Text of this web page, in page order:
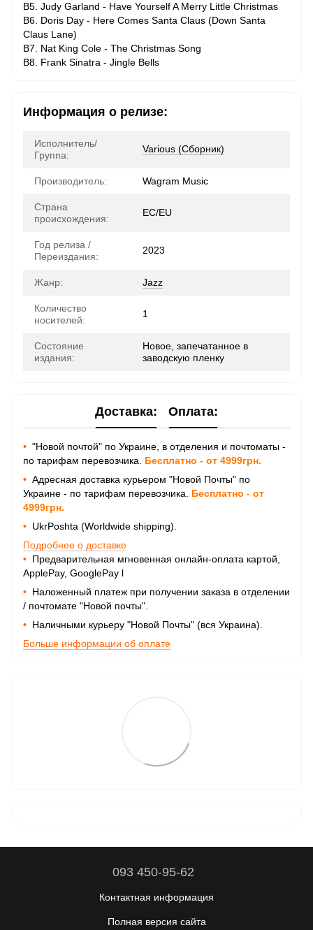
B5. Judy Garland - Have Yourself A Merry Little Christmas
B6. Doris Day - Here Comes Santa Claus (Down Santa
Claus Lane)
B7. Nat King Cole - The Christmas Song
B8. Frank Sinatra - Jingle Bells
Информация о релизе:
Исполнитель/
Группа:
Various (Сборник)
Производитель: Wagram Music
Страна
происхождения:
ЕС/EU
Год релиза /
Переиздания:
2023
Жанр: Jazz
Количество
носителей:
1
Состояние
издания:
Новое, запечатанное в
заводскую пленку
Доставка: Оплата:
• "Новой почтой" по Украине, в отделения и почтоматы -
по тарифам перевозчика. Бесплатно - от 4999грн.
• Адресная доставка курьером "Новой Почты" по
Украине - по тарифам перевозчика. Бесплатно - от
4999грн.
• UkrPoshta (Worldwide shipping).
Подробнее о доставке
• Предварительная мгновенная онлайн-оплата картой,
ApplePay, GooglePay l
• Наложенный платеж при получении заказа в отделении
/ почтомате "Новой почты".
• Наличными курьеру "Новой Почты" (вся Украина).
Больше информации об оплате
093 450-95-62
Контактная информация
Полная версия сайта